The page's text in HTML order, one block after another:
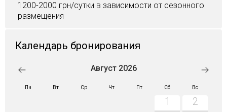
1200-2000 грн/сутки в зависимости от сезонного
размещения
Календарь бронирования
Август 2026
Пн Вт Ср Чт Пт Сб Вс
1 2